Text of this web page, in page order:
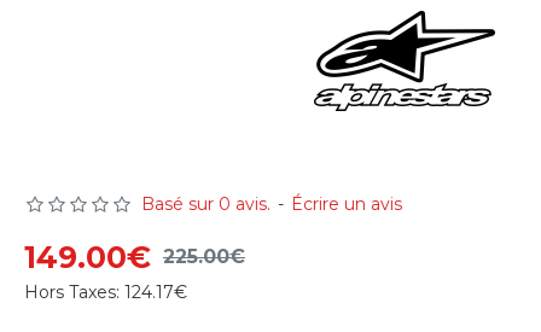
Basé sur 0 avis. - Écrire un avis
149.00€ 225.00€
Hors Taxes: 124.17€